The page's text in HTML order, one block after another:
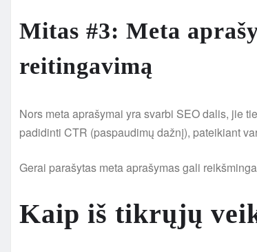
Mitas #3: Meta
reitingavimą
Nors meta aprašymai yra svarbi SEO dalis, jie
padidinti CTR (paspaudimų dažnį), pateikiant
Gerai parašytas meta aprašymas gali
Kaip iš tikrųjų